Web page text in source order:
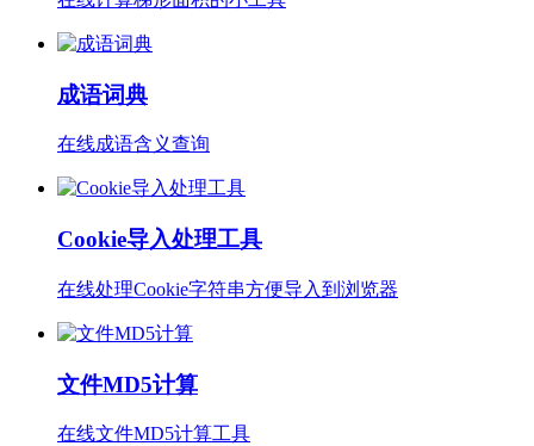
成语词典
在线成语含义查询
Cookie导入处理工具
在线处理Cookie字符串方便导入到浏览器
文件MD5计算
在线文件MD5计算工具